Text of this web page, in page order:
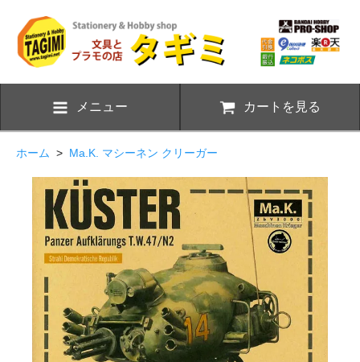
メニュー カートを見る
ホーム > Ma.K. マシーネン クリーガー